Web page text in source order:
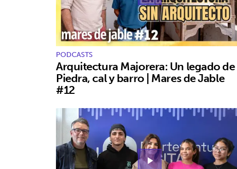
PODCASTS
Arquitectura Majorera: Un legado de
Piedra, cal y barro | Mares de Jable
#12
play_arrow